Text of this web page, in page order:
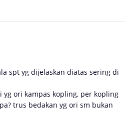
spt yg dijelaskan diatas sering di
yg ori kampas kopling, per kopling
trus bedakan yg ori sm bukan